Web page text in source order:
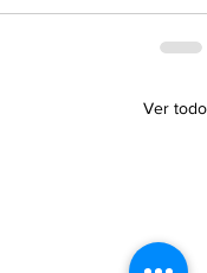
Ver todo